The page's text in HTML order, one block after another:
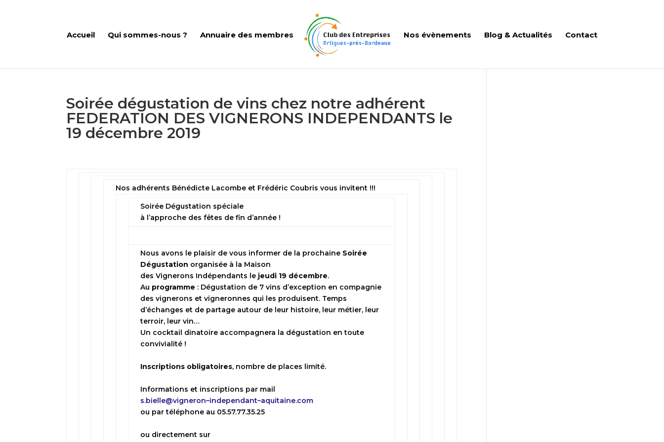
Accueil Qui sommes-nous ? Annuaire des membres Nos évènements Blog & Actualités Contact
Soirée dégustation de vins chez notre adhérent
FEDERATION DES VIGNERONS INDEPENDANTS le
19 décembre 2019
Nos adhérents Bénédicte Lacombe et Frédéric Coubris vous invitent !!!
Soirée Dégustation spéciale
à l’approche des fêtes de fin d’année !
Nous avons le plaisir de vous informer de la prochaine Soirée
Dégustation organisée à la Maison
desVignerons Indépendants le jeudi 19 décembre.
Au programme : Dégustation de 7 vins d’exception en compagnie
desvignerons et vigneronnes qui les produisent. Temps
d’échanges et de partage autour de leur histoire, leur métier, leur
terroir, leur vin…
Un cocktail dinatoire accompagnera la dégustation en toute
convivialité !
Inscriptions obligatoires, nombre de places limité.
Informations et inscriptions par mail
s.bielle@vigneron–independant–aquitaine.com
ou par téléphone au 05.57.77.35.25
ou directement sur